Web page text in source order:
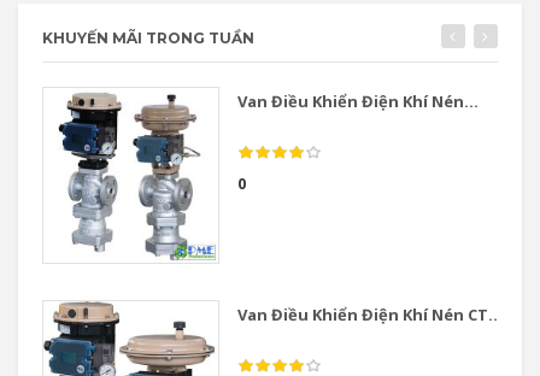
KHUYẾN MÃI TRONG TUẦN
Van Điều Khiển Điện Khí Nén...
0
Van Điều Khiển Điện Khí Nén CT...